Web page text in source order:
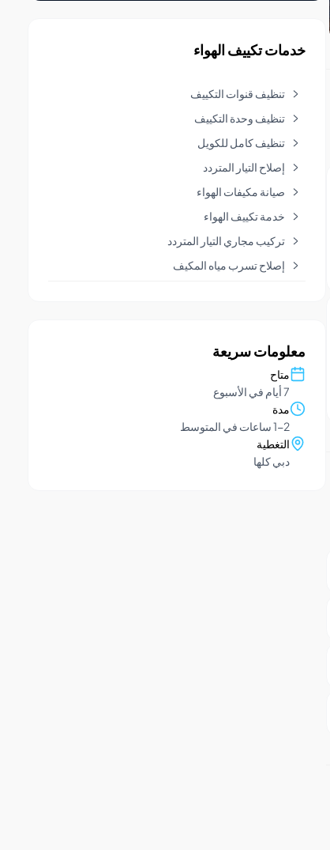
خدمات تكييف الهواء
تنظيف قنوات التكييف
تنظيف وحدة التكييف
تنظيف كامل للكويل
إصلاح التيار المتردد
صيانة مكيفات الهواء
خدمة تكييف الهواء
تركيب مجاري التيار المتردد
إصلاح تسرب مياه المكيف
معلومات سريعة
متاح
7 أيام في الأسبوع
مدة
1-2 ساعات في المتوسط
التغطية
دبي كلها